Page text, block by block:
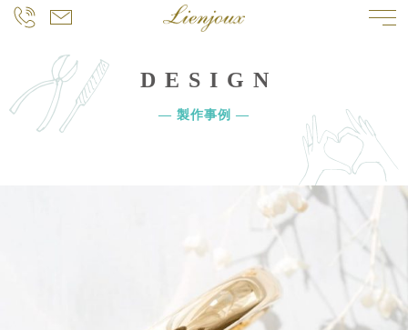
DESIGN
― 製作事例 ―